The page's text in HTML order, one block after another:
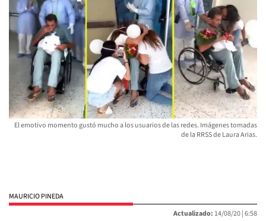
El emotivo momento gustó mucho a los usuarios de las redes. Imágenes tomadas
de la RRSS de Laura Arias.
MAURICIO PINEDA
Actualizado: 14/08/20 |6:58